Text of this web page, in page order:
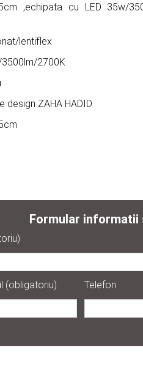
,echipata cu LED 35w/
lentiflex
3500lm/2700K
design ZAHA HADID
Formular informatii
(obligatoriu) Telefon